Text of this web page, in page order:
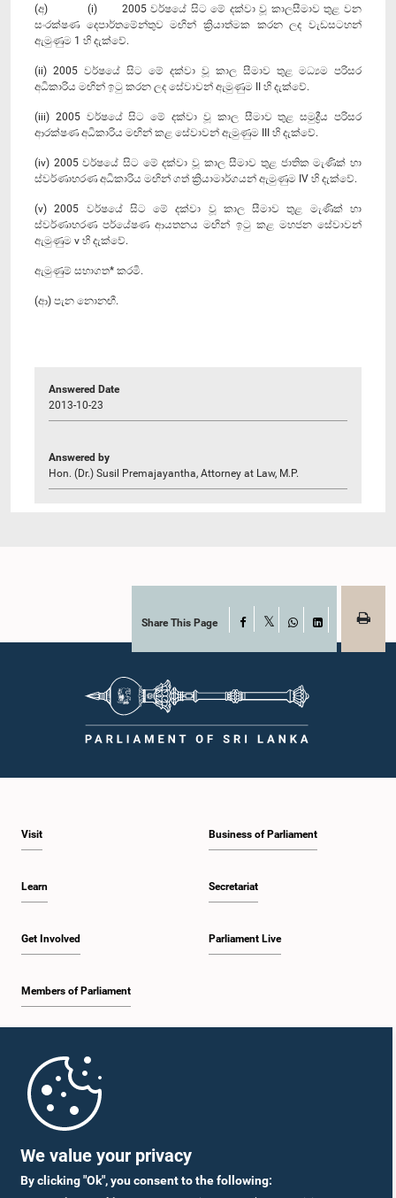
We value your privacy
By clicking "Ok", you consent to the following:
(අ) (i) 2005 වර්ෂයේ සිට මේ දක්වා වූ කාලසීමාව තුළ වන
සංරක්ෂණ දෙපාර්තමේන්තුව මඟින් ක්‍රියාත්මක කරන ලද වැඩසටහන්
ඇමුණුම 1 හි දැක්වේ.
(ii) 2005 වර්ෂයේ සිට මේ දක්වා වූ කාල සීමාව තුළ මධ්‍යම පරිසර
අධිකාරිය මඟින් ඉටු කරන ලද සේවාවන් ඇමුණුම II හි දැක්වේ.
(iii) 2005 වර්ෂයේ සිට මේ දක්වා වූ කාල සීමාව තුළ සමුද්‍රීය පරිසර
ආරක්ෂණ අධිකාරිය මඟින් කළ සේවාවන් ඇමුණුම III හි දැක්වේ.
(iv) 2005 වර්ෂයේ සිට මේ දක්වා වූ කාල සීමාව තුළ ජාතික මැණික් හා
ස්වර්ණාභරණ අධිකාරිය මඟින් ගත් ක්‍රියාමාර්ගයන් ඇමුණුම IV හි දැක්වේ.
(v) 2005 වර්ෂයේ සිට මේ දක්වා වූ කාල සීමාව තුළ මැණික් හා
ස්වර්ණාභරණ පර්යේෂණ ආයතනය මඟින් ඉටු කළ මහජන සේවාවන්
ඇමුණුම v හි දැක්වේ.
ඇමුණුම් සභාගත* කරමි.
(ආ) පැන නොනඟී.
Answered Date
2013-10-23
Answered by
Hon. (Dr.) Susil Premajayantha, Attorney at Law, M.P.
Share This Page Facebook
WhatsAppLinkedIn
Visit
Learn
Get Involved
Members of Parliament
Business of Parliament
Secretariat
Parliament Live
Parliament Mobile App